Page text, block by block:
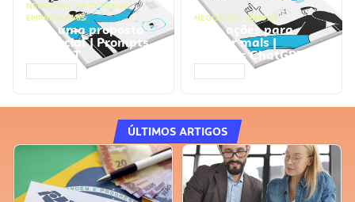
NEGÓCIOS, PROCESSOS
EMPRESARIAIS
Faça uma proposta
comercial | Prompts
ChatGPT
NEGÓCIOS, VENDAS
Faça ações para
vender mais |
Prompts ChatGPT
ÚLTIMOS ARTIGOS